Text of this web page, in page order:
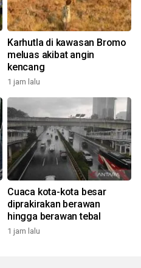
Karhutla di kawasan Bromo
meluas akibat angin
kencang
1 jam lalu
Cuaca kota-kota besar
diprakirakan berawan
hingga berawan tebal
1 jam lalu